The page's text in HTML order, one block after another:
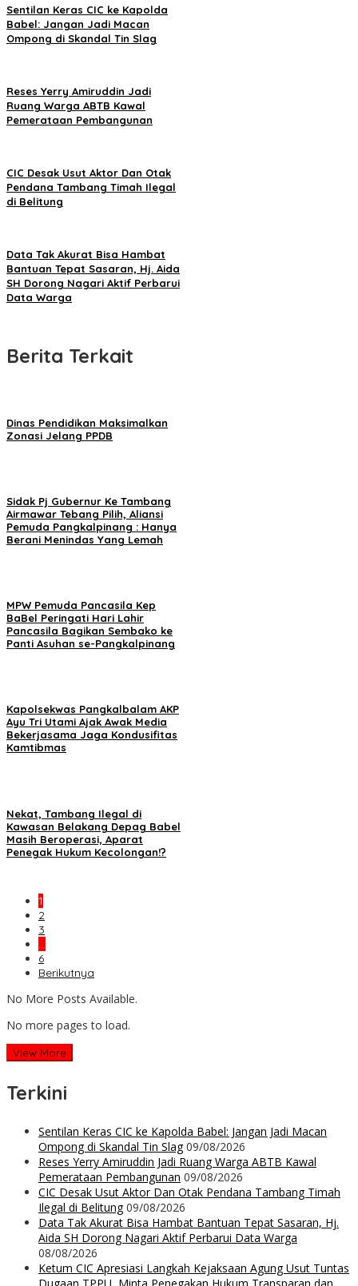
Sentilan Keras CIC ke Kapolda
Babel: Jangan Jadi Macan
Ompong di Skandal Tin Slag
Reses Yerry Amiruddin Jadi
Ruang Warga ABTB Kawal
Pemerataan Pembangunan
CIC Desak Usut Aktor Dan Otak
Pendana Tambang Timah Ilegal
di Belitung
Data Tak Akurat Bisa Hambat
Bantuan Tepat Sasaran, Hj. Aida
SH Dorong Nagari Aktif Perbarui
Data Warga
Berita Terkait
Dinas Pendidikan Maksimalkan
Zonasi Jelang PPDB
Sidak Pj Gubernur Ke Tambang
Airmawar Tebang Pilih, Aliansi
Pemuda Pangkalpinang : Hanya
Berani Menindas Yang Lemah
MPW Pemuda Pancasila Kep
BaBel Peringati Hari Lahir
Pancasila Bagikan Sembako ke
Panti Asuhan se-Pangkalpinang
Kapolsekwas Pangkalbalam AKP
Ayu Tri Utami Ajak Awak Media
Bekerjasama Jaga Kondusifitas
Kamtibmas
Nekat, Tambang Ilegal di
Kawasan Belakang Depag Babel
Masih Beroperasi, Aparat
Penegak Hukum Kecolongan!?
1
2
3
…
6
Berikutnya
No More Posts Available.
No more pages to load.
View More
Terkini
Sentilan Keras CIC ke Kapolda Babel: Jangan Jadi Macan
Ompong di Skandal Tin Slag 09/08/2026
Reses Yerry Amiruddin Jadi Ruang Warga ABTB Kawal
Pemerataan Pembangunan 09/08/2026
CIC Desak Usut Aktor Dan Otak Pendana Tambang Timah
Ilegal di Belitung 09/08/2026
Data Tak Akurat Bisa Hambat Bantuan Tepat Sasaran, Hj.
Aida SH Dorong Nagari Aktif Perbarui Data Warga
08/08/2026
Ketum CIC Apresiasi Langkah Kejaksaan Agung Usut Tuntas
Dugaan TPPU, Minta Penegakan Hukum Transparan dan